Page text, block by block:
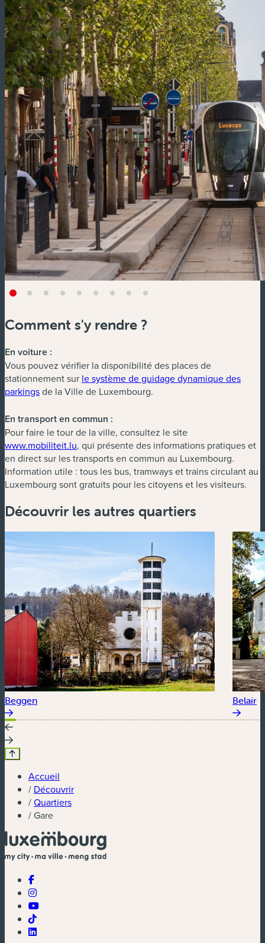
Comment s'y rendre ?
En voiture :
Vous pouvez vérifier la disponibilité des places de
stationnement sur le système de guidage dynamique des
parkingsde la Ville de Luxembourg.
En transport en commun :
Pour faire le tour de la ville, consultez le site
www.mobiliteit.lu(nouvelle fenêtre)
, qui présente des informations pratiques et
en direct sur les transports en commun au Luxembourg.
Information utile : tous les bus, tramways et trains circulant au
Luxembourg sont gratuits pour les citoyens et les visiteurs.
Découvrir les autres quartiers
Beggen Belair
Accueil
/ Découvrir
/Quartiers
/Gare